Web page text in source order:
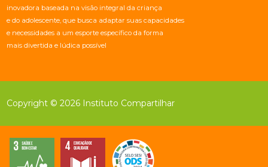
inovadora baseada na visão integral da criança
e do adolescente, que busca adaptar suas capacidades
e necessidades a um esporte específico da forma
mais divertida e lúdica possível
Copyright © 2026 Instituto Compartilhar